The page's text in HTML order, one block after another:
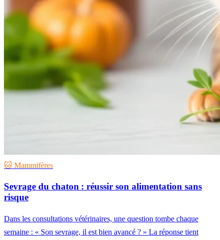
🐱 Mammifères
Sevrage du chaton : réussir son alimentation sans
risque
Dans les consultations vétérinaires, une question tombe chaque
semaine : « Son sevrage, il est bien avancé ? » La réponse tient